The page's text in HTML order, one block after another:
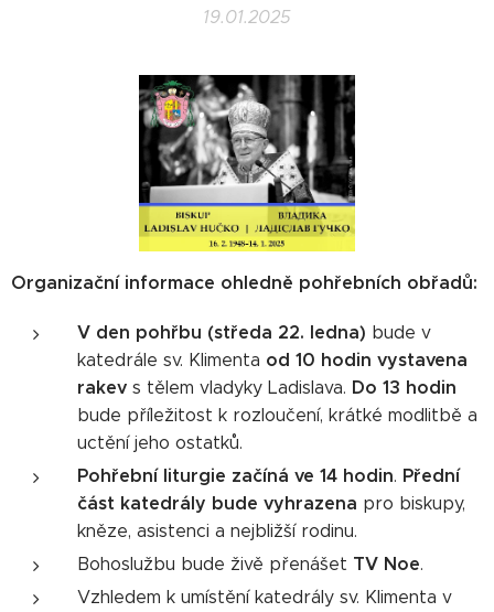
19.01.2025
Organizační informace ohledně pohřebních obřadů:
V den pohřbu (středa 22. ledna) bude v
katedrále sv. Klimenta od 10 hodin vystavena
rakev s tělem vladyky Ladislava. Do 13 hodin
bude příležitost k rozloučení, krátké modlitbě a
uctění jeho ostatků.
Pohřební liturgie začíná ve 14 hodin. Přední
část katedrály bude vyhrazena pro biskupy,
kněze, asistenci a nejbližší rodinu.
Bohoslužbu bude živě přenášet TV Noe.
Vzhledem k umístění katedrály sv. Klimenta v